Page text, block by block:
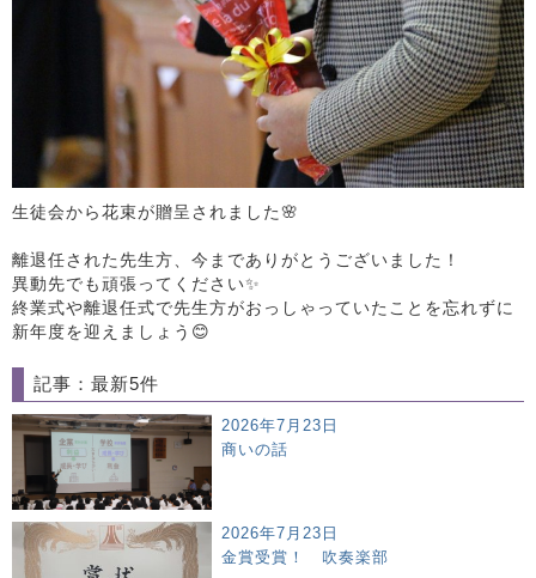
生徒会から花束が贈呈されました🌸
離退任された先生方、今までありがとうございました！
異動先でも頑張ってください✨
終業式や離退任式で先生方がおっしゃっていたことを忘れずに
新年度を迎えましょう😊
記事：最新5件
2026年7月23日
商いの話
2026年7月23日
金賞受賞！ 吹奏楽部